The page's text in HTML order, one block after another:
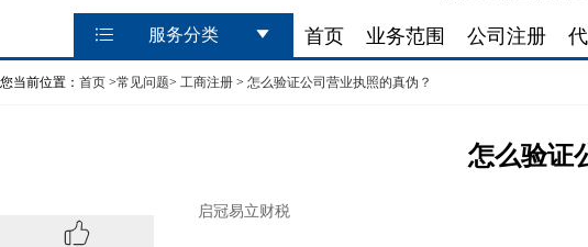
服务分类 首页 业务范围 公司注册
您当前位置： 首页 >常见问题> 工商注册 > 怎么验证公司营业执照的真伪？
怎么验证
启冠易立财税